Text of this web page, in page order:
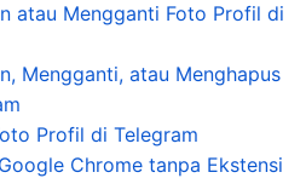
atau Mengganti Foto Profil di
Mengganti, atau Menghapus
Profil di Telegram
Chrome tanpa Ekstensi